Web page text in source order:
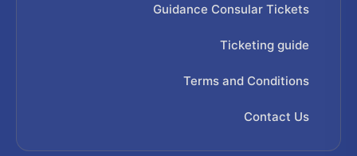
Guidance Consular Tickets
Ticketing guide
Terms and Conditions
Contact Us